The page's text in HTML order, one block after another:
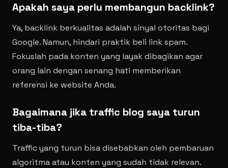
Apakah saya perlu membangun backlink?
Ya, backlink berkualitas adalah sinyal otoritas bagi
Google. Namun, hindari praktik beli link spam.
Fokuslah pada konten yang layak dibagikan agar
orang lain dengan senang hati memberikan
referensi ke website Anda.
Bagaimana jika traffic blog saya turun
tiba-tiba?
Traffic yang turun bisa disebabkan oleh pembaruan
algoritma atau konten yang sudah tidak relevan.